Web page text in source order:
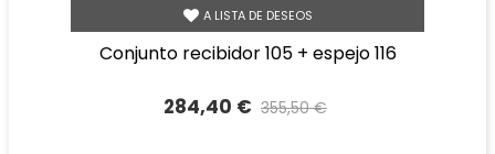
A LISTA DE DESEOS
conjunto recibidor 105 + espejo 116
284,40 € 355,50 €